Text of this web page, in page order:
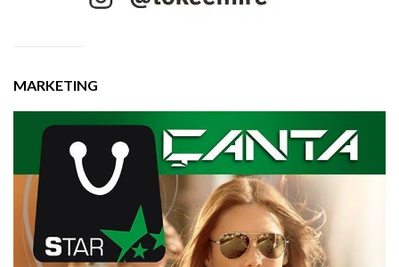
MARKETING